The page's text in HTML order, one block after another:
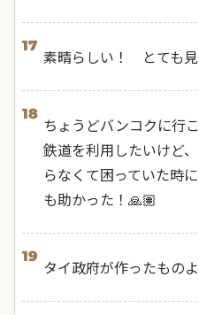
17
素晴らしい！ とても見
18
ちょうどバンコクに行
鉄道を利用したいけど
らなくて困っていた時
も助かった！🙏🏽
19
タイ政府が作ったもの